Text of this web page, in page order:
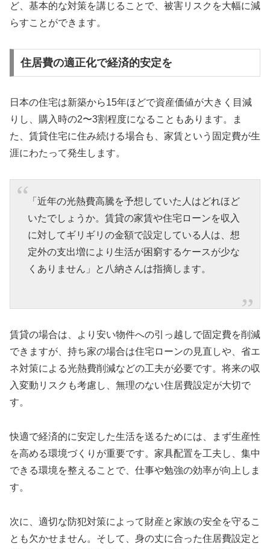
ど、基本的な対策を講じることで、被害リスクを大幅に減
らすことができます。
住居費の適正化で経済的安定を
日本の住宅は新築から15年ほどで資産価値が大きく目減
りし、購入時の2〜3割程度になることもあります。ま
た、賃貸住宅に住み続ける場合も、家賃という固定費が生
涯にわたって発生します。
「近年の光熱費高騰を予想していた人はどれほど
いたでしょうか。賃貸の家賃や住宅ローンを収入
に対してギリギリの金額で設定している人は、想
定外の支出増により生活が困窮するケースが少な
くありません」と八納さんは指摘します。
賃貸の場合は、より安い物件への引っ越しで固定費を削減
できますが、持ち家の場合は住宅ローンの見直しや、省エ
ネ対策による光熱費削減などの工夫が必要です。将来の収
入変動リスクも考慮し、無理のない住居費設定が大切で
す。
快適で経済的に安定した生活を送るためには、まず生産性
を高める環境づくりが重要です。家具配置を工夫し、集中
できる環境を整えることで、仕事や勉強の効率が向上しま
す。
次に、適切な防犯対策によって財産と家族の安全を守るこ
とも欠かせません。そして、身の丈に合った住居費設定と